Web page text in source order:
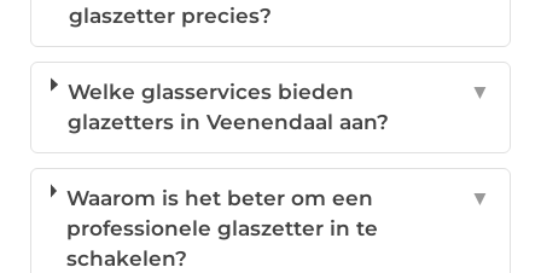
glaszetter precies?
Welke glasservices bieden
glazetters in Veenendaal aan?
▼
Waarom is het beter om een
professionele glaszetter in te
schakelen?
▼